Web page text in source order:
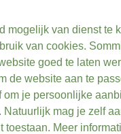
mogelijk van dienst te
van cookies.
goed te laten
de website aan te
om je persoonlijke
Natuurlijk mag je zelf
toestaan. Meer